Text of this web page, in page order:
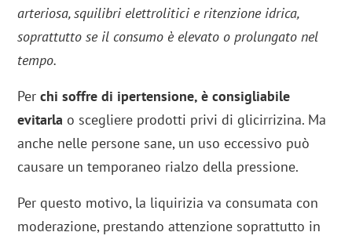
arteriosa, squilibri elettrolitici e ritenzione idrica,
soprattutto se il consumo è elevato o prolungato nel
tempo.
Perchi soffre di ipertensione, è consigliabile
evitarla o scegliere prodotti privi di glicirrizina. Ma
anche nelle persone sane, un uso eccessivo può
causare un temporaneo rialzo della pressione.
Per questo motivo, la liquirizia va consumata con
moderazione, prestando attenzione soprattutto in